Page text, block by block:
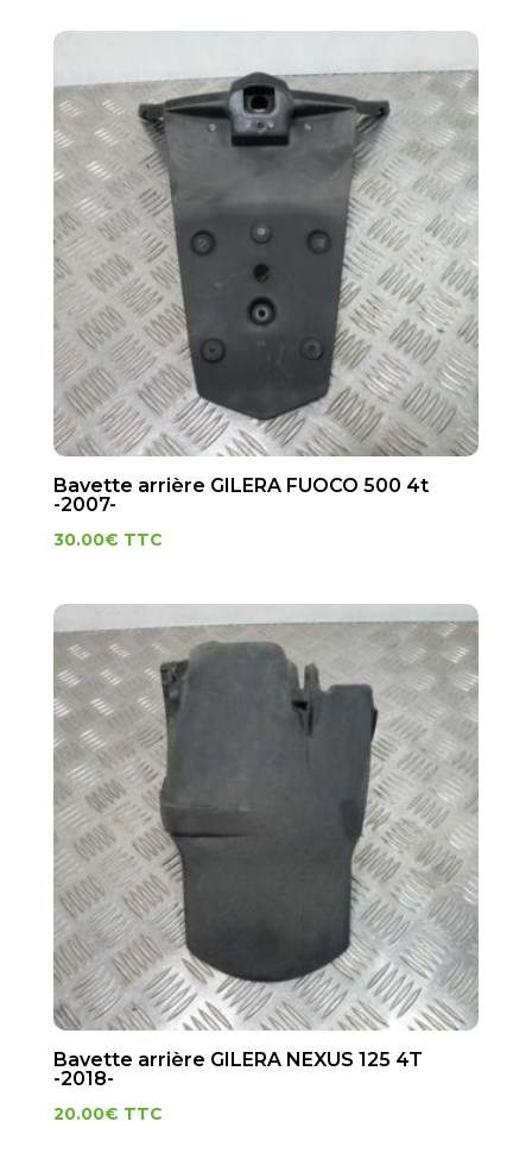
Bavette arrière GILERA FUOCO 500 4t
-2007-
30.00€ TTC
Bavette arrière GILERA NEXUS 125 4T
-2018-
20.00€ TTC